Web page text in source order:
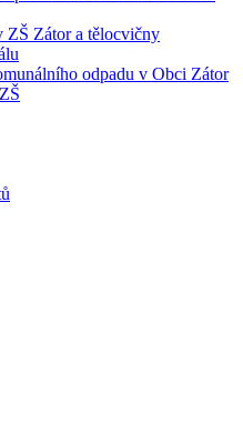
ZŠ Zátor a tělocvičny
odpadu v Obci Zátor